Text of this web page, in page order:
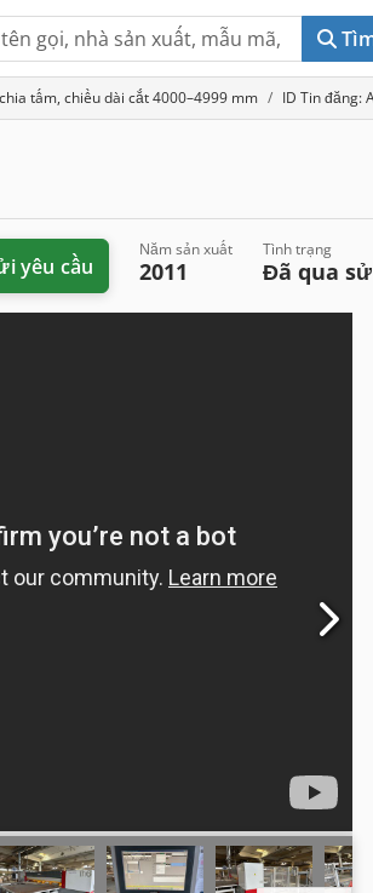
tấm, chiều dài cắt 4000–4999 mm ID Tin đăng:
yêu cầu
Năm sản xuất
2011
Tình trạng
Đã qua